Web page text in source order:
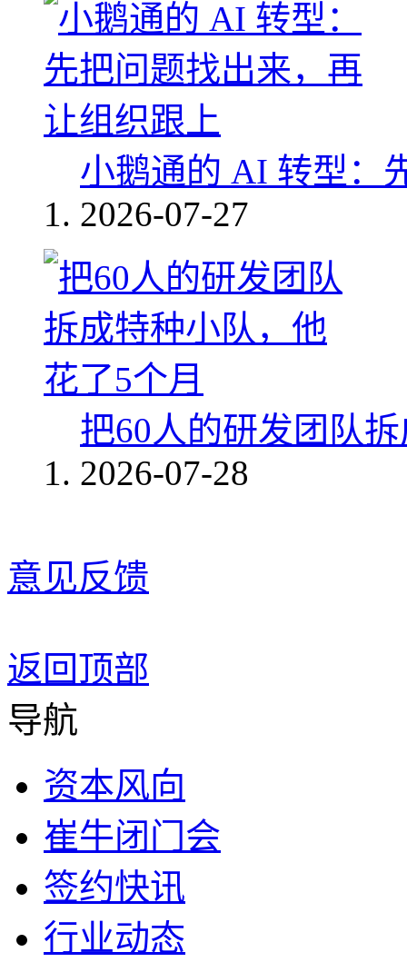
小鹅通的 AI 转型：
2026-07-27
把60人的研发团队
2026-07-28
意见反馈
返回顶部
导航
资本风向
崔牛闭门会
签约快讯
行业动态